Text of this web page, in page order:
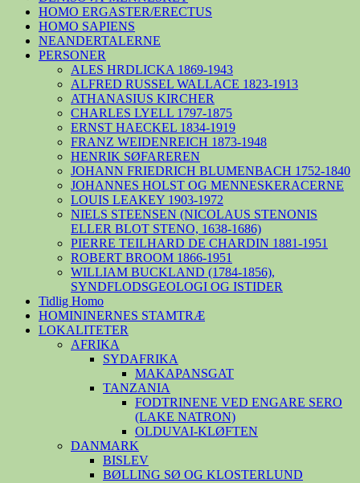
HOMO ERGASTER/ERECTUS
HOMO SAPIENS
NEANDERTALERNE
PERSONER
ALES HRDLICKA 1869-1943
ALFRED RUSSEL WALLACE 1823-1913
ATHANASIUS KIRCHER
CHARLES LYELL 1797-1875
ERNST HAECKEL 1834-1919
FRANZ WEIDENREICH 1873-1948
HENRIK SØFAREREN
JOHANN FRIEDRICH BLUMENBACH 1752-1840
JOHANNES HOLST OG MENNESKERACERNE
LOUIS LEAKEY 1903-1972
NIELS STEENSEN (NICOLAUS STENONIS
ELLER BLOT STENO, 1638-1686)
PIERRE TEILHARD DE CHARDIN 1881-1951
ROBERT BROOM 1866-1951
WILLIAM BUCKLAND (1784-1856),
SYNDFLODSGEOLOGI OG ISTIDER
Tidlig Homo
HOMININERNES STAMTRÆ
LOKALITETER
AFRIKA
SYDAFRIKA
MAKAPANSGAT
TANZANIA
FODTRINENE VED ENGARE SERO
(LAKE NATRON)
OLDUVAI-KLØFTEN
DANMARK
BISLEV
BØLLING SØ OG KLOSTERLUND